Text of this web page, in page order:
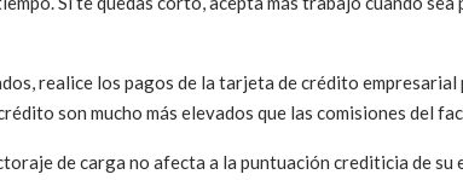
realice los pagos de la tarjeta de crédito
son mucho más elevados que las comisiones del
de carga no afecta a la puntuación crediticia de